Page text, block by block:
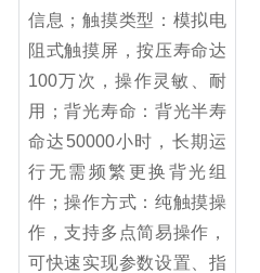
信息；触摸类型：模拟电
阻式触摸屏，按压寿命达
100万次，操作灵敏、耐
用；背光寿命：背光半寿
命达50000小时，长期运
行无需频繁更换背光组
件；操作方式：纯触摸操
作，支持多点简易操作，
可快速实现参数设置、指